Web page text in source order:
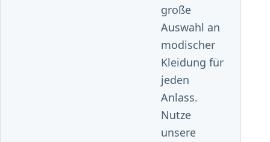
große
Auswahl an
modischer
Kleidung für
jeden
Anlass.
Nutze
unsere